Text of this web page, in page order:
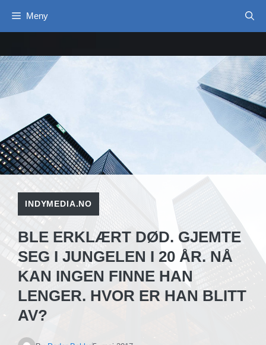
Meny
INDYMEDIA.NO
BLE ERKLÆRT DØD. GJEMTE
SEG I JUNGELEN I 20 ÅR. NÅ
KAN INGEN FINNE HAN
LENGER. HVOR ER HAN BLITT
AV?